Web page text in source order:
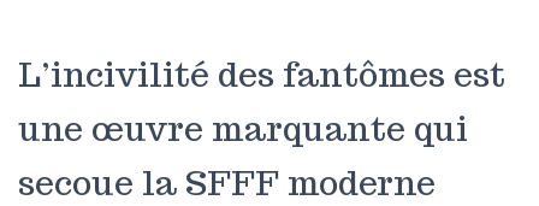
L’incivilité des fantômes est
une œuvre marquante qui
secoue la SFFF moderne